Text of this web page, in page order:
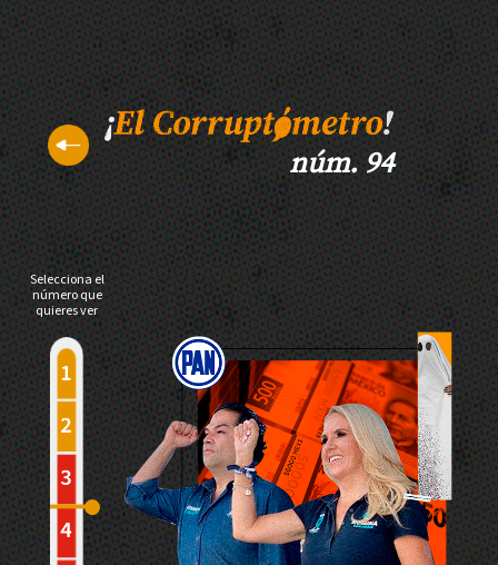
núm. 94
Selecciona el
número que
quieres ver